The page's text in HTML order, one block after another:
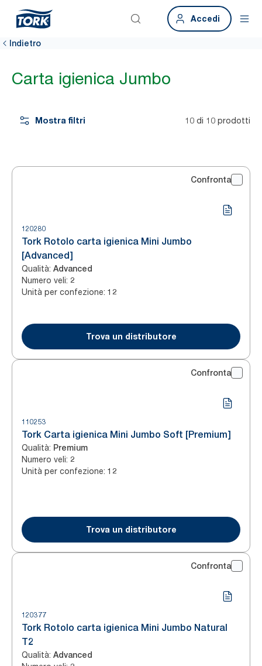
Accedi
Indietro
Carta igienica Jumbo
Mostra filtri 10 di 10 prodotti
Confronta
120280
Tork Rotolo carta igienica Mini Jumbo
[Advanced]
Qualità: Advanced
Numero veli: 2
Unità per confezione: 12
Trova un distributore
Confronta
110253
Tork Carta igienica Mini Jumbo Soft [Premium]
Qualità: Premium
Numero veli: 2
Unità per confezione: 12
Trova un distributore
Confronta
120377
Tork Rotolo carta igienica Mini Jumbo Natural
T2
Qualità: Advanced